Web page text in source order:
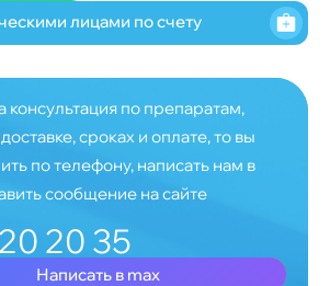
лицами по счету
консультация по препаратам,
сроках и оплате, то вы
по телефону, написать нам в
сообщение на сайте
20 35
Написать в max